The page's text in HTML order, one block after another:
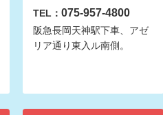
TEL： 075-957-4800
阪急長岡天神駅下車、アゼ
リア通り東入ル南側。